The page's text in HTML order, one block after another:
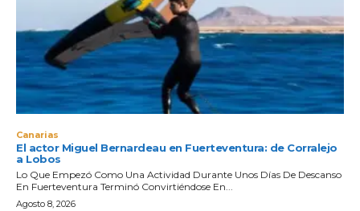
Canarias
El actor Miguel Bernardeau en Fuerteventura: de Corralejo
a Lobos
Lo Que Empezó Como Una Actividad Durante Unos Días De Descanso
En Fuerteventura Terminó Convirtiéndose En...
Agosto 8, 2026